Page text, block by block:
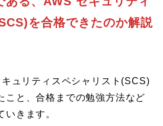
を合格できたのか解説
ュリティスペシャリスト(SCS)
こと、合格までの勉強方法など
いきます。